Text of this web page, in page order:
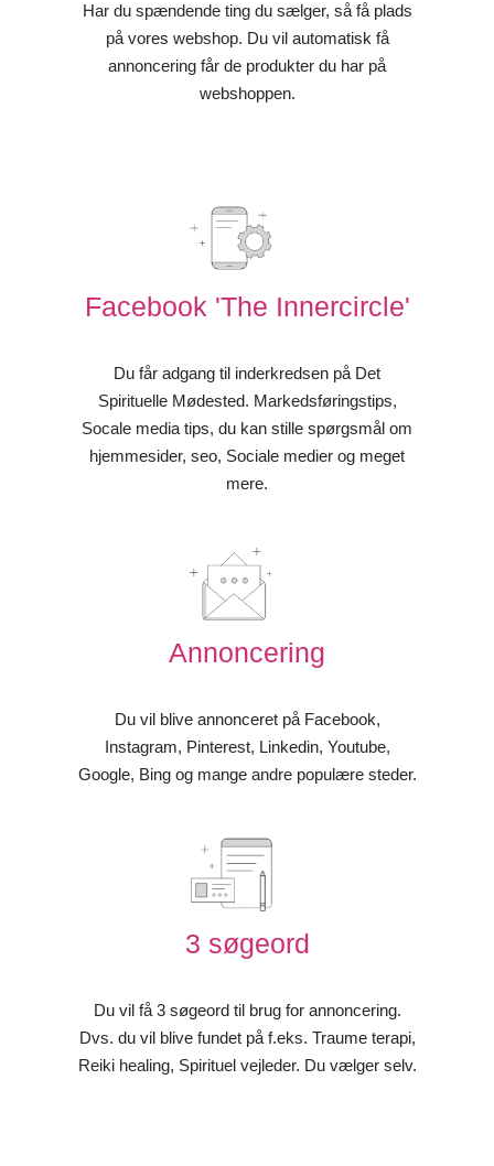
Har du spændende ting du sælger, så få plads
på vores webshop. Du vil automatisk få
annoncering får de produkter du har på
webshoppen.
Facebook 'The Innercircle'
Du får adgang til inderkredsen på Det
Spirituelle Mødested. Markedsføringstips,
Socale media tips, du kan stille spørgsmål om
hjemmesider, seo, Sociale medier og meget
mere.
Annoncering
Du vil blive annonceret på Facebook,
Instagram, Pinterest, Linkedin, Youtube,
Google, Bing og mange andre populære steder.
3 søgeord
Du vil få 3 søgeord til brug for annoncering.
Dvs. du vil blive fundet på f.eks. Traume terapi,
Reiki healing, Spirituel vejleder. Du vælger selv.